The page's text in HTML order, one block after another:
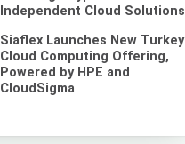
Independent Cloud Solutions
Siaflex Launches New Turkey
Cloud Computing Offering,
Powered by HPE and
CloudSigma